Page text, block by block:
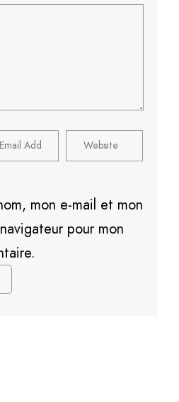
mon e-mail et mon
pour mon